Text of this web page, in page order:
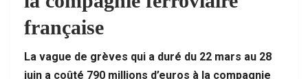
française
La vague de grèves qui a duré du 22 mars au 28
juin a coûté 790 millions d’euros à la compagnie